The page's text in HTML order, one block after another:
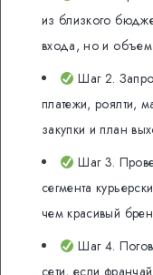
из близкого
входа, но и
Шаг 2.
платежи, роялти,
закупки и план
Шаг 3.
сегмента
чем красивый
Шаг 4.